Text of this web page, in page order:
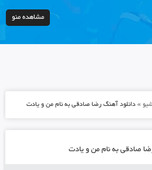
مشاهده منو
» دانلود آهنگ رضا صادقی به نام من و یادت
صادقی به نام من و یادت